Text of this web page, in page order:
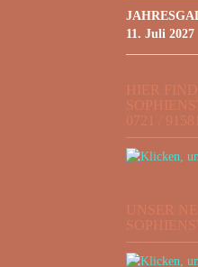
11. Juli 2027
HIER
0721 /
UNSER